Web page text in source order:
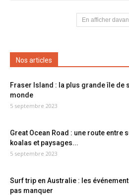
En afficher
Nos articles
Fraser Island : la plus grande île de
monde
5 septembre 2023
Great Ocean Road : une route entre
koalas et paysages...
5 septembre 2023
Surf trip en Australie : les
pas manquer